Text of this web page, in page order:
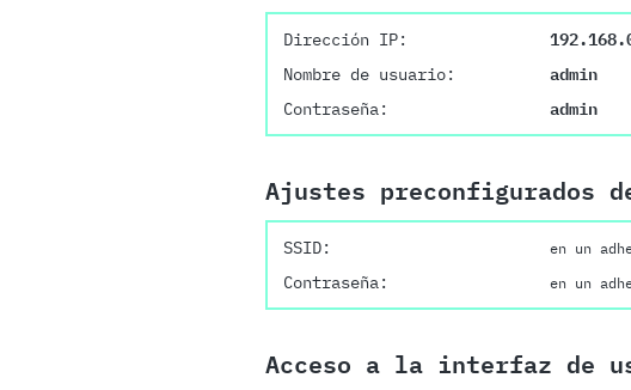
Dirección IP:
Nombre de usuario:
admin
Contraseña:
admin
Ajustes preconfigurados
SSID: en un
Contraseña: en un
Acceso a la interfaz de